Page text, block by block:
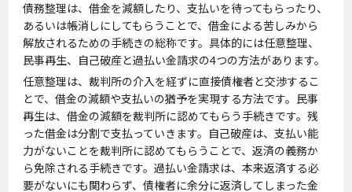
債務整理は、借金を減額したり、支払いを待ってもらったり、
あるいは帳消しにしてもらうことで、借金による苦しみから
解放されるための手続きの総称です。具体的には任意整理、
民事再生、自己破産と過払い金請求の4つの方法があります。
任意整理は、裁判所の介入を経ずに直接債権者と交渉するこ
とで、借金の減額や支払いの猶予を実現する方法です。民事
再生は、借金の減額を裁判所に認めてもらう手続きです。残
った借金は分割で支払っていきます。自己破産は、支払い能
力がないことを裁判所に認めてもらうことで、返済の義務か
ら免除される手続きです。過払い金請求は、本来返済する必
要がないにも関わらず、債権者に余分に返済してしまった金